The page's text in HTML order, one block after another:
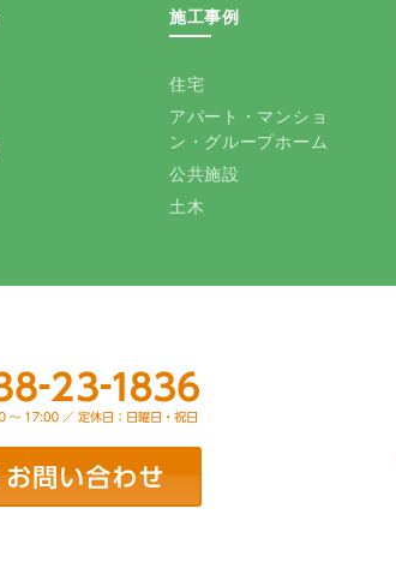
施工事例
住宅
アパート・マンショ
ン・グループホーム
公共施設
土木